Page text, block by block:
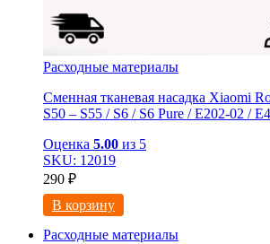
Расходные материалы
Сменная тканевая насадка Xiaomi
S50 – S55 / S6 / S6 Pure / E202-02 /
Оценка 5.00 из 5
SKU: 12019
290 ₽
В корзину
Расходные материалы